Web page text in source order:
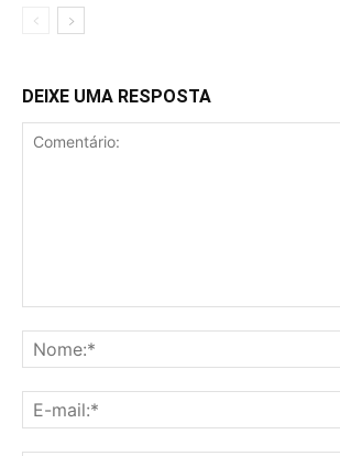
DEIXE UMA RESPOSTA